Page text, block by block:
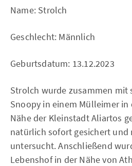
Name: Strolch
Geschlecht: Männlich
Geburtsdatum: 13.12.2023
Strolch wurde zusammen mit
Snoopy in einem Mülleimer in
Nähe der Kleinstadt Aliartos
natürlich sofort gesichert und
untersucht. Anschließend
Lebenshof in der Nähe von